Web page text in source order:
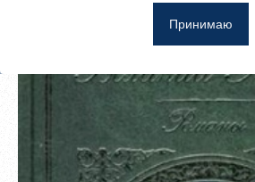
Принимаю
Общая информация о МБС
Восстановить пароль
Зарегистрироваться